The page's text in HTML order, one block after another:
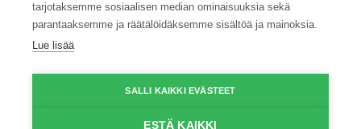
© 2026 ProAgria. All rights reserved.
tarjotaksemme sosiaalisen median ominaisuuksia sekä
parantaaksemme ja räätälöidäksemme sisältöä ja mainoksia.
Lue lisää
SALLI KAIKKI EVÄSTEET
ESTÄ KAIKKI